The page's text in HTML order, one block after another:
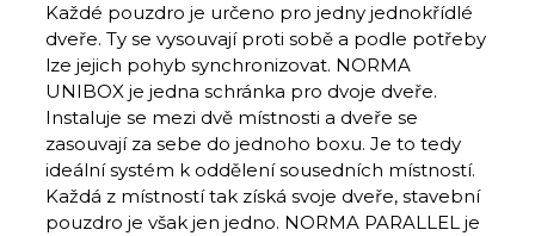
Každé pouzdro je určeno pro jedny jednokřídlé
dveře. Ty se vysouvají proti sobě a podle potřeby
lze jejich pohyb synchronizovat. NORMA
UNIBOX je jedna schránka pro dvoje dveře.
Instaluje se mezi dvě místnosti a dveře se
zasouvají za sebe do jednoho boxu. Je to tedy
ideální systém k oddělení sousedních místností.
Každá z místností tak získá svoje dveře, stavební
pouzdro je však jen jedno. NORMA PARALLEL je